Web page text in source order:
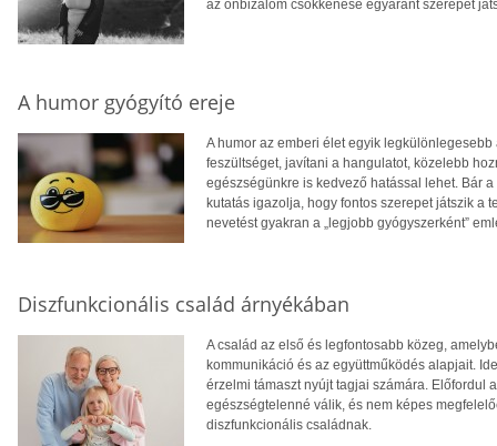
az önbizalom csökkenése egyaránt szerepet
A humor gyógyító ereje
A humor az emberi élet egyik
feszültséget, javítani a hangulatot, közelebb
egészségünkre is kedvező hatással lehet. Bár
kutatás igazolja, hogy fontos szerepet játszik a
nevetést gyakran a „legjobb gyógyszerként”
Diszfunkcionális család árnyékában
A család az első és legfontosabb közeg,
kommunikáció és az együttműködés alapjait.
érzelmi támaszt nyújt tagjai számára. Előfordul
egészségtelenné válik, és nem képes
diszfunkcionális családnak.